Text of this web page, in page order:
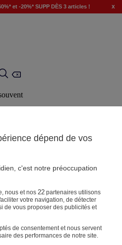
et -20%* SUPP DÈS 3 articles ! x
dépend de vos
c'est notre préoccupation
nous et nos 22partenaires utilisons
votre navigation, de détecter
de vous proposer des publicités et
de consentement et nous servent
des performances de notre site.